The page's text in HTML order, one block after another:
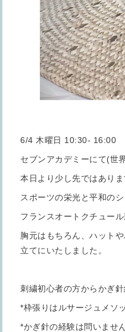
6/4 木曜日 10:30- 16:00
セブンアカデミーにて(世
本日より少し先ではあり
スポーツの栄光と平和の
フランスオートクチュー
胸元はもちろん、ハット
立てにいたしました。
刺繍初心者の方からかぎ
*枠張りはルサージュメソ
*かぎ針の経験は問いません